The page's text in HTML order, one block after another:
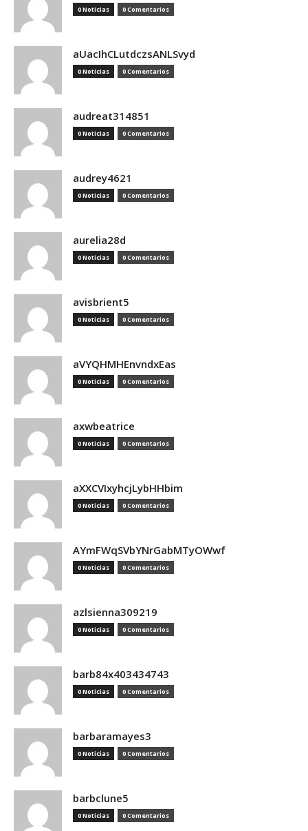
0 Noticias 0 Comentarios
aUacIhCLutdczsANLSvyd
0 Noticias 0 Comentarios
audreat314851
0 Noticias 0 Comentarios
audrey4621
0 Noticias 0 Comentarios
aurelia28d
0 Noticias 0 Comentarios
avisbrient5
0 Noticias 0 Comentarios
aVYQHMHEnvndxEas
0 Noticias 0 Comentarios
axwbeatrice
0 Noticias 0 Comentarios
aXXCVIxyhcjLybHHbim
0 Noticias 0 Comentarios
AYmFWqSVbYNrGabMTyOWwf
0 Noticias 0 Comentarios
azlsienna309219
0 Noticias 0 Comentarios
barb84x403434743
0 Noticias 0 Comentarios
barbaramayes3
0 Noticias 0 Comentarios
barbclune5
0 Noticias 0 Comentarios